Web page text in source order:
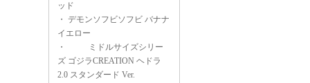
ッド
・ デモンソフビソフビ バナナ
イエロー
・
ミドルサイズシリー
ズ ゴジラCREATION ヘドラ
2.0 スタンダード Ver.